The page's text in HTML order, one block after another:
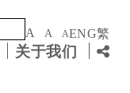
A A AENG繁
关于我们